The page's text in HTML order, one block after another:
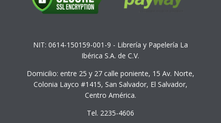
NIT: 0614-150159-001-9 - Librería y Papelería La
Ibérica S.A. de C.V.
Domicilio: entre 25 y 27 calle poniente, 15 Av. Norte,
Colonia Layco #1415, San Salvador, El Salvador,
Centro América.
Tel. 2235-4606